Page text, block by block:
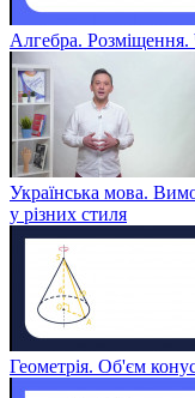
Алгебра.
Українська мова.
у різних стиля
Геометрія. Об'єм